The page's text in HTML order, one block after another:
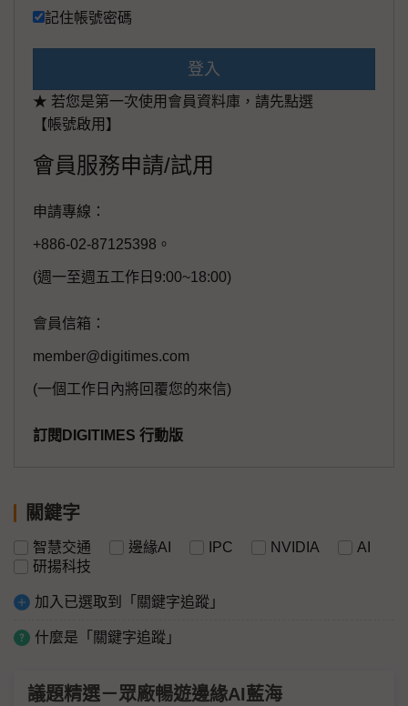
記住帳號密碼
登入
★ 若您是第一次使用會員資料庫，請先點選
【帳號啟用】
會員服務申請/試用
申請專線：
+886-02-87125398。
(週一至週五工作日9:00~18:00)
會員信箱：
member@digitimes.com
(一個工作日內將回覆您的來信)
訂閱DIGITIMES 行動版
關鍵字
智慧交通 邊緣AI IPC NVIDIA
AI
研揚科技
加入已選取到「關鍵字追蹤」
什麼是「關鍵字追蹤」
議題精選－眾廠暢遊邊緣AI藍海